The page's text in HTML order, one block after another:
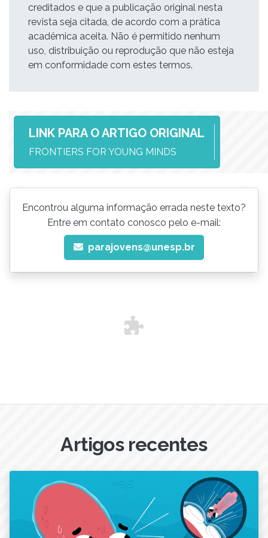
creditados e que a publicação original nesta
revista seja citada, de acordo com a prática
acadêmica aceita. Não é permitido nenhum
uso, distribuição ou reprodução que não esteja
em conformidade com estes termos.
LINK PARA O ARTIGO ORIGINAL
FRONTIERS FOR YOUNG MINDS
Encontrou alguma informação errada neste texto?
Entre em contato conosco pelo e-mail:
parajovens@unesp.br
Artigos recentes